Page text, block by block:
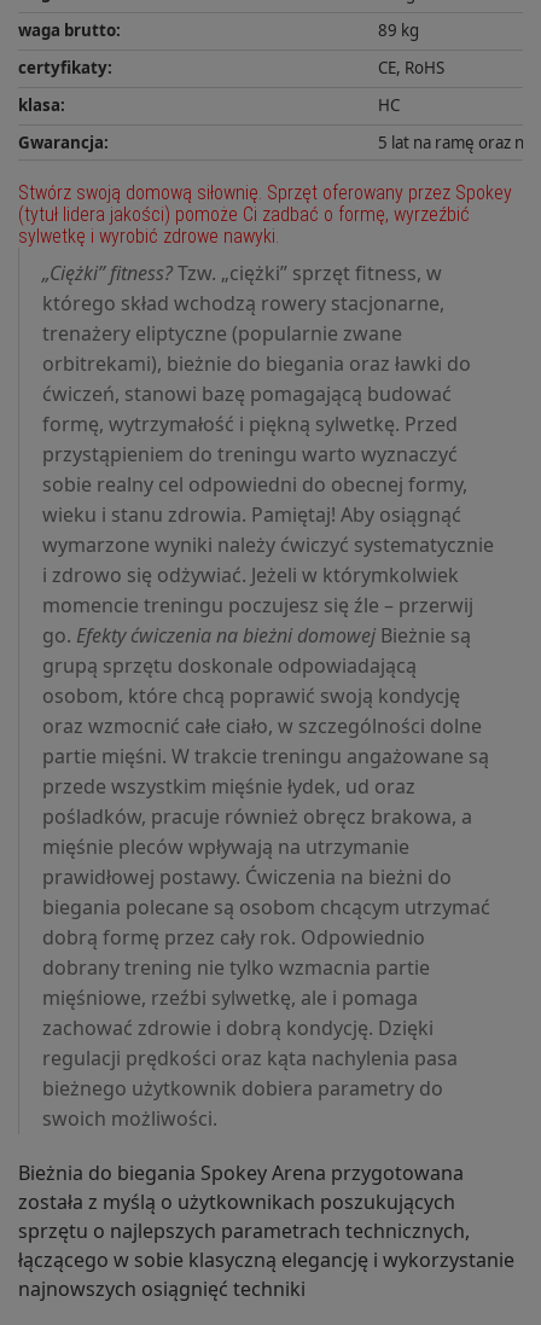
waga brutto:
89 kg
certyfikaty:
CE, RoHS
klasa:
HC
Gwarancja: 5 lat na ramę oraz na
Stwórz swoją domową siłownię. Sprzęt oferowany przez Spokey
(tytuł lidera jakości) pomoże Ci zadbać o formę, wyrzeźbić
sylwetkę i wyrobić zdrowe nawyki.
„Ciężki” fitness?Tzw. „ciężki” sprzęt fitness, w
którego skład wchodzą rowery stacjonarne,
trenażery eliptyczne (popularnie zwane
orbitrekami), bieżnie do biegania oraz ławki do
ćwiczeń, stanowi bazę pomagającą budować
formę, wytrzymałość i piękną sylwetkę. Przed
przystąpieniem do treningu warto wyznaczyć
sobie realny cel odpowiedni do obecnej formy,
wieku i stanu zdrowia. Pamiętaj! Aby osiągnąć
wymarzone wyniki należy ćwiczyć systematycznie
i zdrowo się odżywiać. Jeżeli w którymkolwiek
momencie treningu poczujesz się źle – przerwij
go. Efekty ćwiczenia na bieżni domowejBieżnie są
grupą sprzętu doskonale odpowiadającą
osobom, które chcą poprawić swoją kondycję
oraz wzmocnić całe ciało, w szczególności dolne
partie mięśni. W trakcie treningu angażowane są
przede wszystkim mięśnie łydek, ud oraz
pośladków, pracuje również obręcz brakowa, a
mięśnie pleców wpływają na utrzymanie
prawidłowej postawy. Ćwiczenia na bieżni do
biegania polecane są osobom chcącym utrzymać
dobrą formę przez cały rok. Odpowiednio
dobrany trening nie tylko wzmacnia partie
mięśniowe, rzeźbi sylwetkę, ale i pomaga
zachować zdrowie i dobrą kondycję. Dzięki
regulacji prędkości oraz kąta nachylenia pasa
bieżnego użytkownik dobiera parametry do
swoich możliwości.
Bieżnia do biegania Spokey Arena przygotowana
została z myślą o użytkownikach poszukujących
sprzętu o najlepszych parametrach technicznych,
łączącego w sobie klasyczną elegancję i wykorzystanie
najnowszych osiągnięć techniki